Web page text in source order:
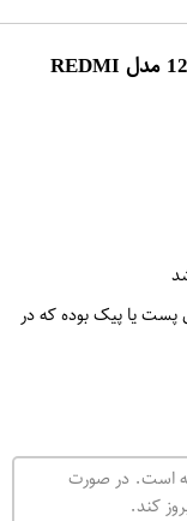
گوشی موبایل حافظه داخلی 512 گیگ رام 12 مدل REDMI
پست یا پیک بوده که در
است. در صورت
کند.